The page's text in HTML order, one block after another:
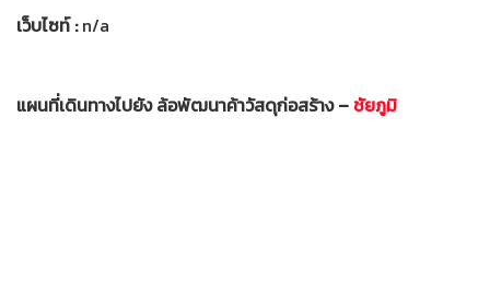
เว็บไซท์ :n/a
แผนที่เดินทางไปยัง ล้อพัฒนาค้าวัสดุก่อสร้าง –ชัยภูมิ